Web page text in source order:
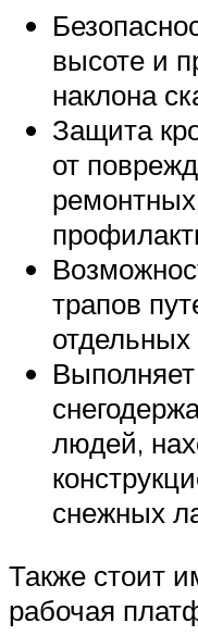
высоте и
наклона
Защита
от
трапов
людей,
снежных
Также стоит
рабочая